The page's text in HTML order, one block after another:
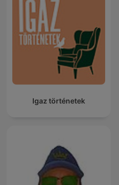
Igaz történetek